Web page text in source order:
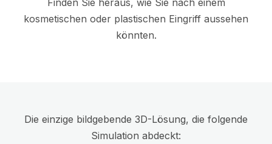
Finden Sie heraus, wie Sie nach einem
kosmetischen oder plastischen Eingriff aussehen
könnten.
Die einzige bildgebende 3D-Lösung, die folgende
Simulation abdeckt: